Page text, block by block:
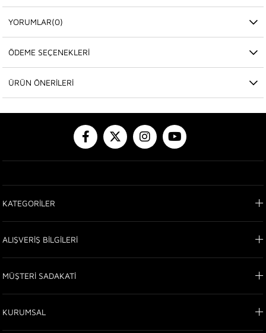
YORUMLAR(0)
ÖDEME SEÇENEKLERI
ÜRÜN ÖNERILERI
KATEGORİLER
ALIŞVERİŞ BİLGİLERİ
MÜŞTERİ SADAKATİ
KURUMSAL